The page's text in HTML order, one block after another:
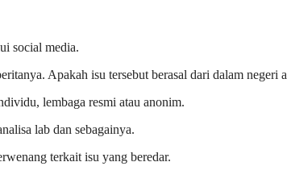
social media.
Apakah isu tersebut berasal dari dalam negeri
lembaga resmi atau anonim.
lab dan sebagainya.
terkait isu yang beredar.